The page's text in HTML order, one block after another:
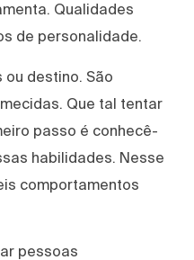
Qualidades
de personalidade.
ou destino. São
Que tal tentar
passo é conhecê-
habilidades. Nesse
comportamentos
pessoas